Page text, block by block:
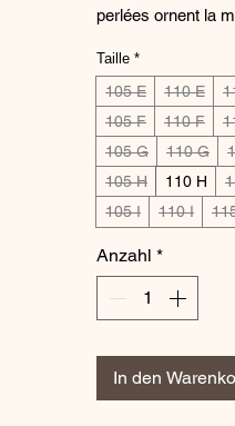
perlées ornent la
vraiment original
bonnet emboîtant
de maintien
plunge galbera
décolleté sublimé !
Composition :
Référence : EL8900
Attention si
Taille *
105 E 110 E
105 F
110 F
105 G
110 G
105 H
110 H
105 I
110 I
Anzahl *
In den